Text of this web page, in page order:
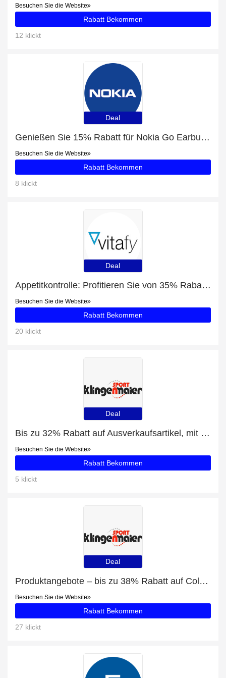
Besuchen Sie die Website
Rabatt Bekommen
12 klickt
Deal
Genießen Sie 15% Rabatt für Nokia Go Earbuds 2 +
Besuchen Sie die Website
Rabatt Bekommen
8 klickt
Deal
Appetitkontrolle: Profitieren Sie von 35% Rabatt auf Ihren Einkauf
Besuchen Sie die Website
Rabatt Bekommen
20 klickt
Deal
Bis zu 32% Rabatt auf Ausverkaufsartikel, mit zusätzlichen Rabatten für Alpha Industries CWU 45 Jacket Herren Bomberjacke schwarz
Besuchen Sie die Website
Rabatt Bekommen
5 klickt
Deal
Produktangebote – bis zu 38% Rabatt auf Columbia Puffect Hooded Jacket Herren Winterjacke grün schwarz
Besuchen Sie die Website
Rabatt Bekommen
27 klickt